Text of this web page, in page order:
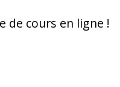
de cours en ligne !